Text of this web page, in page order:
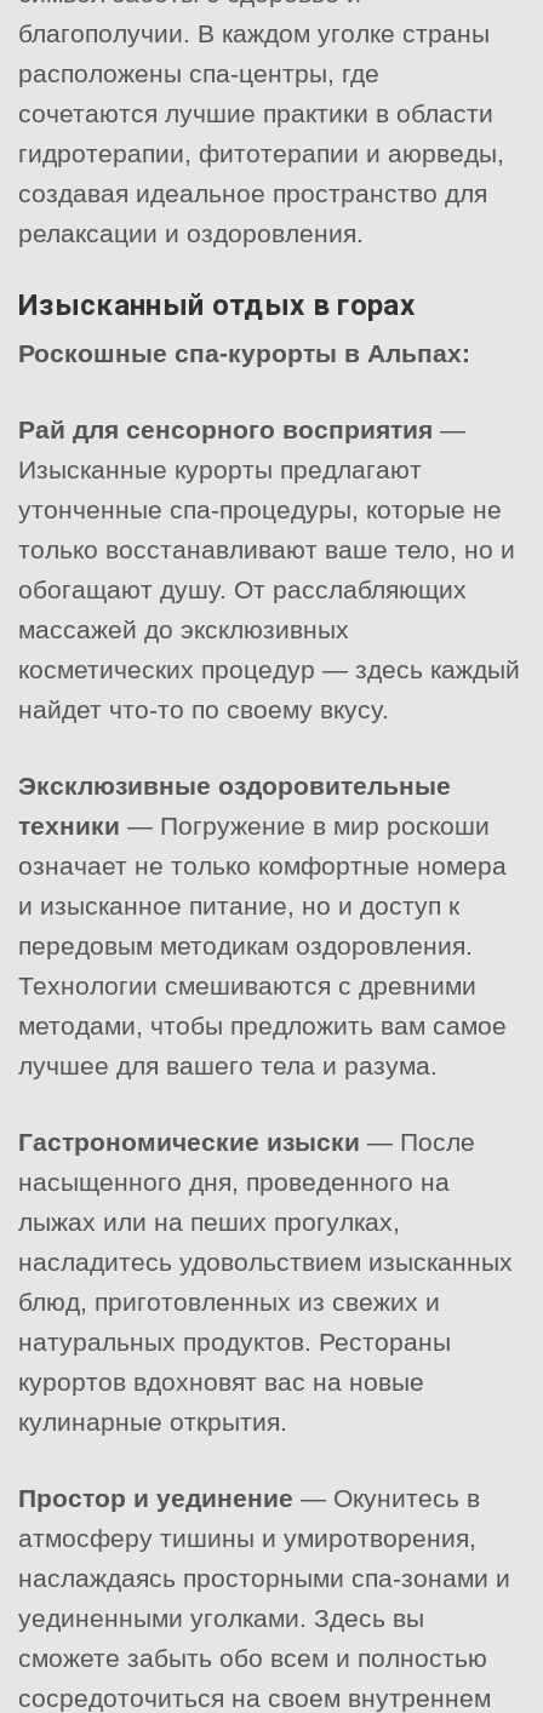
благополучии. В каждом уголке страны
расположены спа-центры, где
сочетаются лучшие практики в области
гидротерапии, фитотерапии и аюрведы,
создавая идеальное пространство для
релаксации и оздоровления.
Изысканный отдых в горах
Роскошные спа-курорты в Альпах:
Рай для сенсорного восприятия —
Изысканные курорты предлагают
утонченные спа-процедуры, которые не
только восстанавливают ваше тело, но и
обогащают душу. От расслабляющих
массажей до эксклюзивных
косметических процедур — здесь каждый
найдет что-то по своему вкусу.
Эксклюзивные оздоровительные
техники — Погружение в мир роскоши
означает не только комфортные номера
и изысканное питание, но и доступ к
передовым методикам оздоровления.
Технологии смешиваются с древними
методами, чтобы предложить вам самое
лучшее для вашего тела и разума.
Гастрономические изыски — После
насыщенного дня, проведенного на
лыжах или на пеших прогулках,
насладитесь удовольствием изысканных
блюд, приготовленных из свежих и
натуральных продуктов. Рестораны
курортов вдохновят вас на новые
кулинарные открытия.
Простор и уединение — Окунитесь в
атмосферу тишины и умиротворения,
наслаждаясь просторными спа-зонами и
уединенными уголками. Здесь вы
сможете забыть обо всем и полностью
сосредоточиться на своем внутреннем